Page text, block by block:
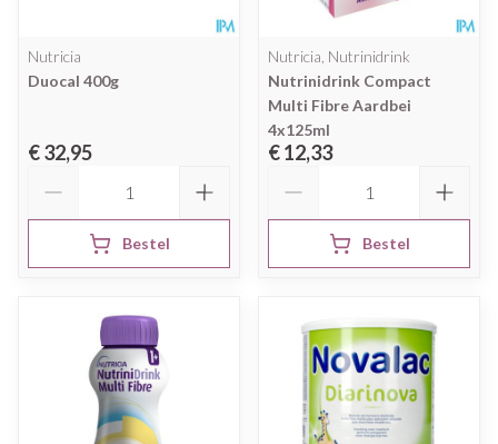
Nutricia
Duocal 400g
€ 32,95
Bestel
Nutricia, Nutrinidrink
Nutrinidrink Compact
Multi Fibre Aardbei
4x125ml
€ 12,33
Bestel